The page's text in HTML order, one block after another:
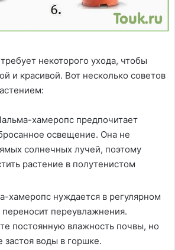
некоторого ухода, чтобы
и красивой. Вот несколько советов
хамеропс предпочитает
освещение. Она не
солнечных лучей, поэтому
растение в полутенистом
хамеропс нуждается в регулярном
переувлажнения.
постоянную влажность почвы, но
застоя воды в горшке.